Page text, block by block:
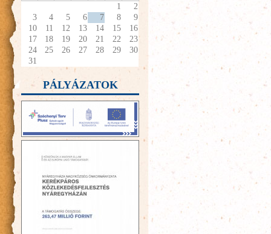
1
2
3
4 5 6 7 8
9
10
11 12 13 14 15
16
17
18 19 20 21 22
23
24
25 26 27 28 29
30
31
PÁLYÁZATOK